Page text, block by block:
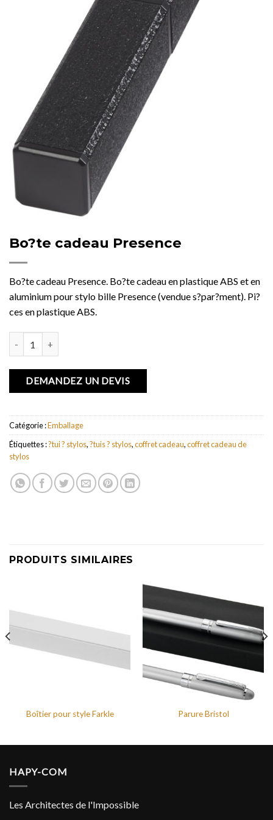
Bo?te cadeau Presence
Bo?te cadeau Presence. Bo?te cadeau en plastique ABS et en
aluminium pour stylo bille Presence (vendue s?par?ment). Pi?
ces en plastique ABS.
DEMANDEZ UN DEVIS
Catégorie :Emballage
Étiquettes :?tui ? stylos,?tuis ? stylos,coffret cadeau,coffret cadeau de
stylos
PRODUITS SIMILAIRES
Boîtier pour style Farkle Parure Bristol
HAPY-COM
Les Architectes de l'Impossible